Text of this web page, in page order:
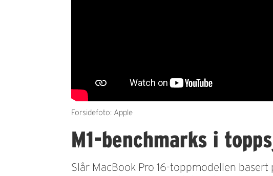
Forsidefoto: Apple
M1-benchmarks i
Slår MacBook Pro 16-toppmodellen